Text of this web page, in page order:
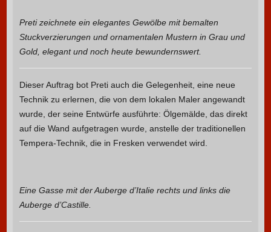
Preti zeichnete ein elegantes Gewölbe mit bemalten
Stuckverzierungen und ornamentalen Mustern in Grau und
Gold, elegant und noch heute bewundernswert.
Dieser Auftrag bot Preti auch die Gelegenheit, eine neue
Technik zu erlernen, die von dem lokalen Maler angewandt
wurde, der seine Entwürfe ausführte: Ölgemälde, das direkt
auf die Wand aufgetragen wurde, anstelle der traditionellen
Tempera-Technik, die in Fresken verwendet wird.
Eine Gasse mit der Auberge d’Italie rechts und links die
Auberge d’Castille.